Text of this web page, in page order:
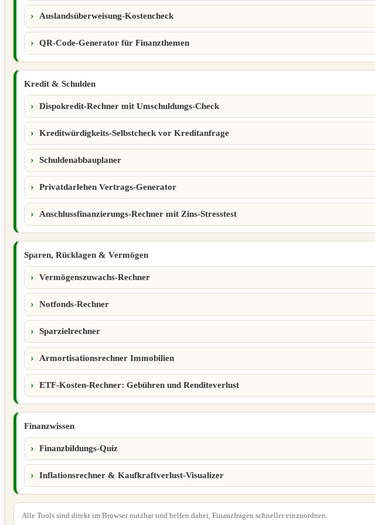
Auslandsüberweisung-Kostencheck
QR-Code-Generator für Finanzthemen
Kredit & Schulden
Dispokredit-Rechner mit Umschuldungs-Check
Kreditwürdigkeits-Selbstcheck vor Kreditanfrage
Schuldenabbauplaner
Privatdarlehen Vertrags-Generator
Anschlussfinanzierungs-Rechner mit Zins-Stresstest
Sparen, Rücklagen & Vermögen
Vermögenszuwachs-Rechner
Notfonds-Rechner
Sparzielrechner
Armortisationsrechner Immobilien
ETF-Kosten-Rechner: Gebühren und Renditeverlust
Finanzwissen
Finanzbildungs-Quiz
Inflationsrechner & Kaufkraftverlust-Visualizer
Alle Tools sind direkt im Browser nutzbar und helfen dabei, Finanzfragen schneller einzuordnen.